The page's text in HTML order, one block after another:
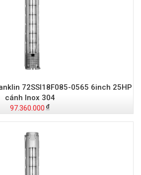
72SSI18F085-0565 6inch 25HP
cánh Inox 304
97.360.000